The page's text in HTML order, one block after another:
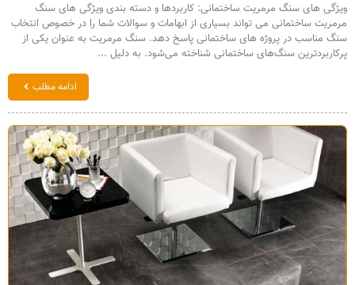
ویژگی های سنگ مرمریت ساختمانی: کاربردها و دسته بندی ویژگی های سنگ
مرمریت ساختمانی می تواند بسیاری از ابهامات و سوالات شما را در خصوص انتخاب
سنگ مناسب در پروژه های ساختمانی پاسخ دهد. سنگ مرمریت به عنوان یکی از
پرکاربردترین سنگ‌های ساختمانی شناخته می‌شود. به دلیل ...
ادامه مطلب